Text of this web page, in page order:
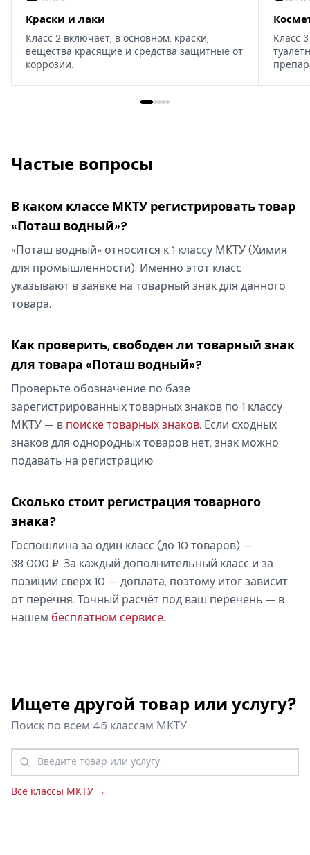
Краски и лаки
Класс 2 включает, в основном, краски,
вещества красящие и средства защитные от
коррозии.
Класс
Частые вопросы
В каком классе МКТУ регистрировать товар
«Поташ водный»?
«Поташ водный» относится к 1 классу МКТУ (Химия
для промышленности). Именно этот класс
указывают в заявке на товарный знак для данного
товара.
Как проверить, свободен ли товарный знак
для товара «Поташ водный»?
Проверьте обозначение по базе
зарегистрированных товарных знаков по 1 классу
МКТУ — в поиске товарных знаков. Если сходных
знаков для однородных товаров нет, знак можно
подавать на регистрацию.
Сколько стоит регистрация товарного
знака?
Госпошлина за один класс (до 10 товаров) —
38 000 ₽. За каждый дополнительный класс и за
позиции сверх 10 — доплата, поэтому итог зависит
от перечня. Точный расчёт под ваш перечень — в
нашем бесплатном сервисе.
Ищете другой товар или услугу?
Поиск по всем 45 классам МКТУ
Все классы МКТУ →